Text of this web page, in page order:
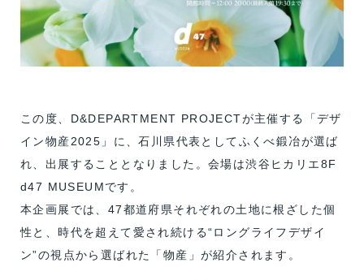
この度、D&DEPARTMENT PROJECTが主催する「デザ
イン物産2025」に、石川県代表としてふくべ鍛冶が選ば
れ、出展することとなりました。会場は渋谷ヒカリエ8F
d47 MUSEUMです。
本企画展では、47都道府県それぞれの土地に根ざした個
性と、時代を超えて愛され続ける“ロングライフデザイ
ン”の視点から選ばれた「物産」が紹介されます。